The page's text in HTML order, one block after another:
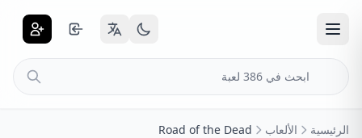
الرئيسية الألعاب Road of the Dead